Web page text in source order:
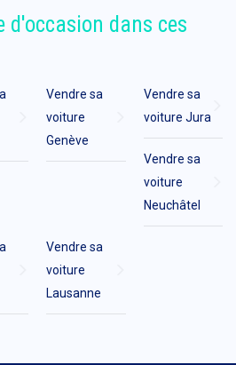
d'occasion dans ces
Vendre sa
voiture
Genève
Vendre sa
voiture Jura
Vendre sa
voiture
Neuchâtel
Vendre sa
voiture
Lausanne